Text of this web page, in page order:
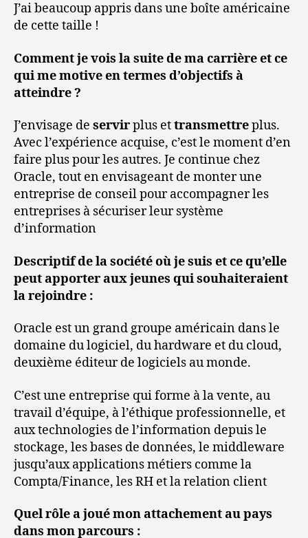
J’ai beaucoup appris dans une boîte américaine
de cette taille !
Comment je vois la suite de ma carrière et ce
qui me motive en termes d’objectifs à
atteindre ?
J’envisage de servirplus ettransmettreplus.
Avec l’expérience acquise, c’est le moment d’en
faire plus pour les autres. Je continue chez
Oracle, tout en envisageant de monter une
entreprise de conseil pour accompagner les
entreprises à sécuriser leur système
d’information
Descriptif de la société où je suis et ce qu’elle
peut apporter aux jeunes qui souhaiteraient
la rejoindre :
Oracle est un grand groupe américain dans le
domaine du logiciel, du hardware et du cloud,
deuxième éditeur de logiciels au monde.
C’est une entreprise qui forme à la vente, au
travail d’équipe, à l’éthique professionnelle, et
aux technologies de l’information depuis le
stockage, les bases de données, le middleware
jusqu’aux applications métiers comme la
Compta/Finance, les RH et la relation client
Quel rôle a joué mon attachement au pays
dans mon parcours :